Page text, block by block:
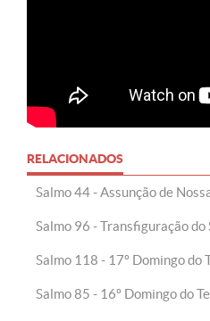
RELACIONADOS
Salmo 44 - Assunção de
Salmo 96 - Transfiguração do
Salmo 118 - 17º Domingo do
Salmo 85 - 16º Domingo do